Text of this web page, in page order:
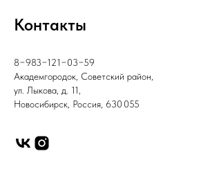
Контакты
8−983−121−03−59
Академгородок, Советский район,
ул. Лыкова, д. 11,
Новосибирск, Россия, 630 055